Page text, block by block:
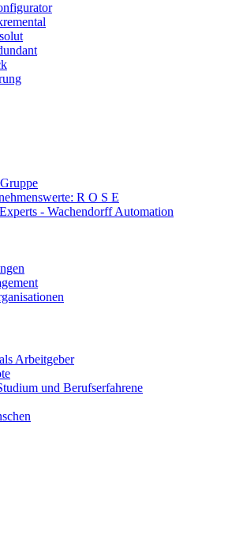
R O S E
- Wachendorff Automation
Arbeitgeber
und Berufserfahrene